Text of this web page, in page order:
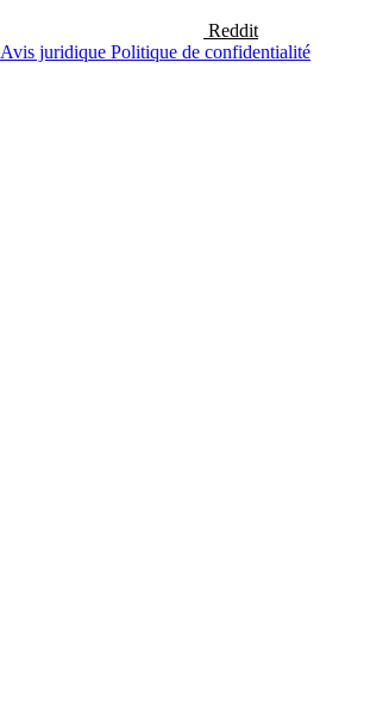
Reddit
Avis juridique Politique de confidentialité